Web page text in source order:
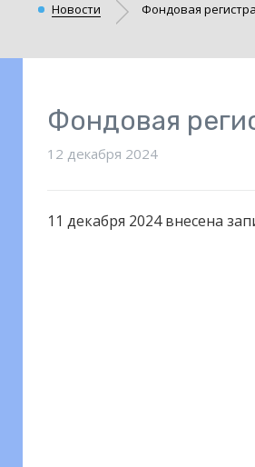
Новости Фондовая
Фондовая
12 декабря 2024
11 декабря 2024 внесена